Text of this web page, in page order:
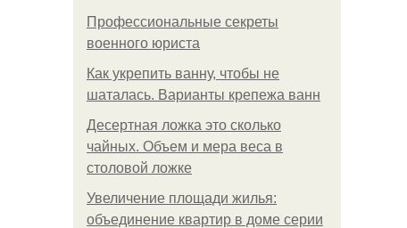
Профессиональные секреты
военного юриста
Как укрепить ванну, чтобы не
шаталась. Варианты крепежа ванн
Десертная ложка это сколько
чайных. Объем и мера веса в
столовой ложке
Увеличение площади жилья:
объединение квартир в доме серии